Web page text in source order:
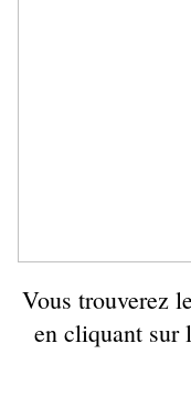
Vous trouverez
en cliquant sur